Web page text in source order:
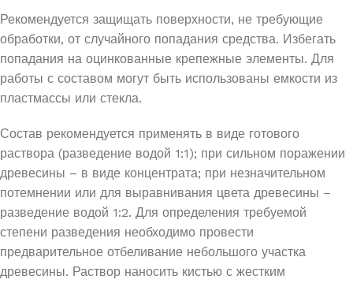
Рекомендуется защищать поверхности, не требующие
обработки, от случайного попадания средства. Избегать
попадания на оцинкованные крепежные элементы. Для
работы с составом могут быть использованы емкости из
пластмассы или стекла.
Состав рекомендуется применять в виде готового
раствора (разведение водой 1:1); при сильном поражении
древесины – в виде концентрата; при незначительном
потемнении или для выравнивания цвета древесины –
разведение водой 1:2. Для определения требуемой
степени разведения необходимо провести
предварительное отбеливание небольшого участка
древесины. Раствор наносить кистью с жестким